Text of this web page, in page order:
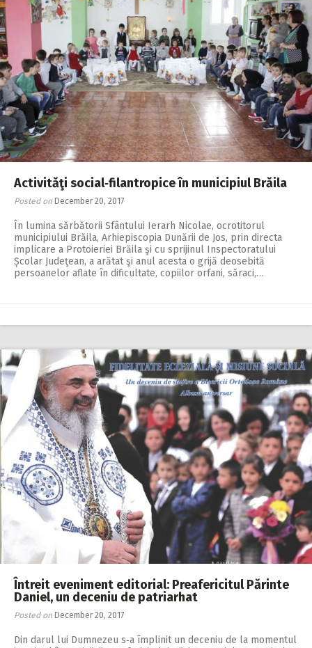
Activităţi social‑filantropice în municipiul Brăila
Posted on December 20, 2017
În lumina sărbătorii Sfântului Ierarh Nicolae, ocrotitorul
municipiului Brăila, Arhiepiscopia Dunării de Jos, prin directa
implicare a Protoieriei Brăila şi cu sprijinul Inspectoratului
Școlar Judeţean, a arătat şi anul acesta o grijă deosebită
persoanelor aflate în dificultate, copiilor orfani, săraci,…
Întreit eveniment editorial: Preafericitul Părinte
Daniel, un deceniu de patriarhat
Posted on December 20, 2017
Din darul lui Dumnezeu s‑a împlinit un deceniu de la momentul